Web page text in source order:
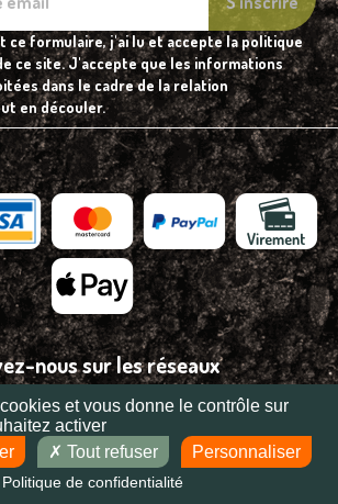
ce formulaire, j'ai lu et accepte la politique
ce site. J'accepte que les informations
dans le cadre de la relation
en découler.
nous sur les réseaux
Zip Agence Digitale
et vous donne le contrôle sur
activer
Tout refuser Personnaliser
Politique de confidentialité